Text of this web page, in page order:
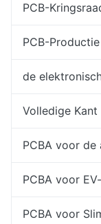
PCB-
PCB-Productie
de
Volledige
PCBA voor
PCBA voor
PCBA voor